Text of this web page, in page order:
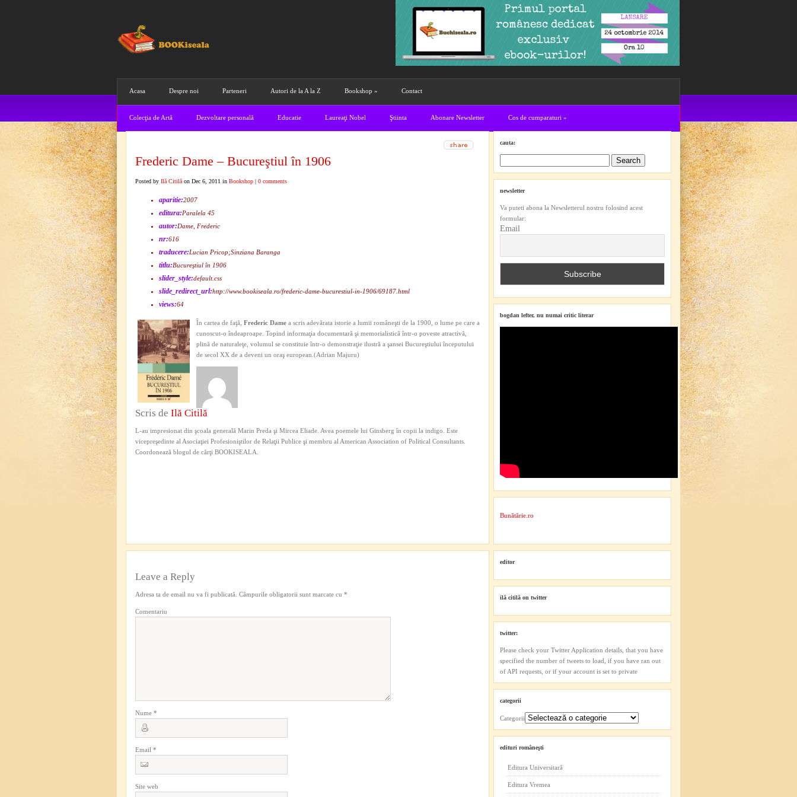
Acasa Despre noi Parteneri Autori de la A la Z Bookshop » Contact
Colecţia de Artă Dezvoltare personală Educatie Laureaţi Nobel Ştiinta Abonare Newsletter Cos de cumparaturi »
Frederic Dame – Bucureştiul în 1906
Posted by Ilă Citilă on Dec 6, 2011 in Bookshop | 0 comments
aparitie:2007
editura:Paralela 45
autor:Dame, Frederic
nr:616
traducere:Lucian Pricop;Sinziana Baranga
titlu:Bucureştiul în 1906
slider_style:default.css
slide_redirect_url:http://www.bookiseala.ro/frederic-dame-bucurestiul-in-1906/69187.html
views:64
În cartea de faţă, Frederic Dame a scris adevărata istorie a lumii româneşti de la 1900, o lume pe care a
cunoscut-o îndeaproape. Topind informaţia documentară şi memorialistică într-o poveste atractivă,
plină de naturaleţe, volumul se constituie într-o demonstraţie ilustră a şansei Bucureştiului începutului
de secol XX de a deveni un oraş european.(Adrian Majuru)
Scris de Ilă Citilă
L-au impresionat din şcoala generală Marin Preda şi Mircea Eliade. Avea poemele lui Ginsberg în copii la indigo. Este
vicepreşedinte al Asociaţiei Profesioniştilor de Relaţii Publice şi membru al American Association of Political Consultants.
Coordonează blogul de cărţi BOOKISEALA.
Leave a Reply
Adresa ta de email nu va fi publicată. Câmpurile obligatorii sunt marcate cu *
Comentariu
Nume *
Email *
Site web
cauta:
newsletter
Va puteti abona la Newsletterul nostru folosind acest
formular:
Email
bogdan lefter, nu numai critic literar
Bunătărie.ro
editor
ilă citilă on twitter
twitter:
Please check your Twitter Application details, that you have
specified the number of tweets to load, if you have ran out
of API requests, or if your account is set to private
categorii
Categorii
edituri româneşti
Editura Universitară
Editura Vremea